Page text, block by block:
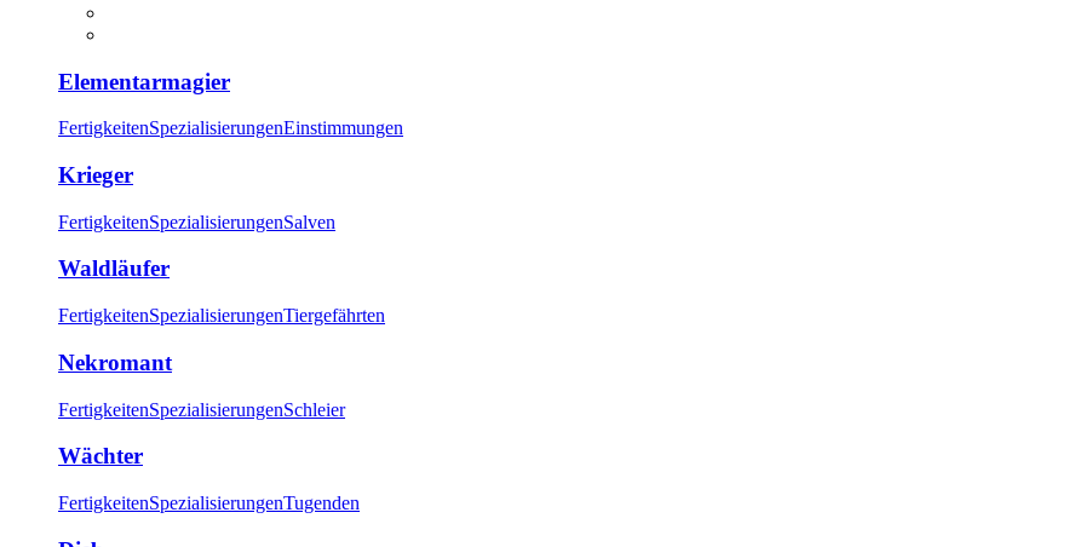
Elementarmagier
FertigkeitenSpezialisierungenEinstimmungen
Krieger
FertigkeitenSpezialisierungenSalven
Waldläufer
FertigkeitenSpezialisierungenTiergefährten
Nekromant
FertigkeitenSpezialisierungenSchleier
Wächter
FertigkeitenSpezialisierungenTugenden